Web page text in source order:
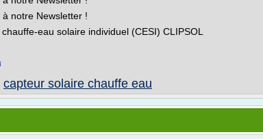
notre Newsletter !
eau solaire individuel (CESI) CLIPSOL
capteur solaire chauffe eau